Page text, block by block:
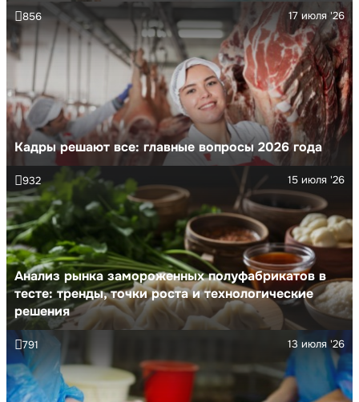
Кадры решают все: главные вопросы 2026 года
17 июля '26
856
Анализ рынка замороженных полуфабрикатов в
тесте: тренды, точки роста и технологические
решения
15 июля '26
932
13 июля '26
791